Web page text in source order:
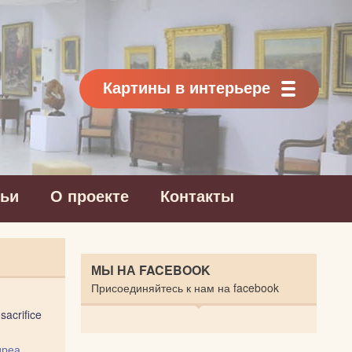
Картины в интерьере
О проекте Контакты
МЫ НА FACEBOOK
Присоединяйтесь к нам на facebook